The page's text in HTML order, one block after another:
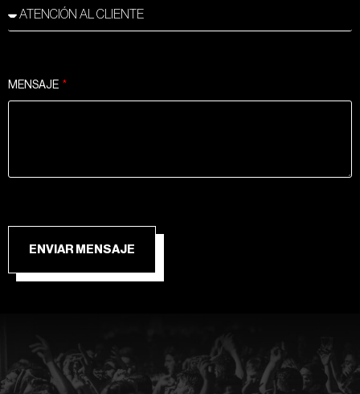
MENSAJE
ENVIAR MENSAJE